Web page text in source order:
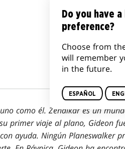
como él. Zendikar es un
primer viaje al plano, Gideon
ayuda. Ningún Planeswalker
Do you have
preference?
Choose from
will remember
in the future.
ESPAÑOL